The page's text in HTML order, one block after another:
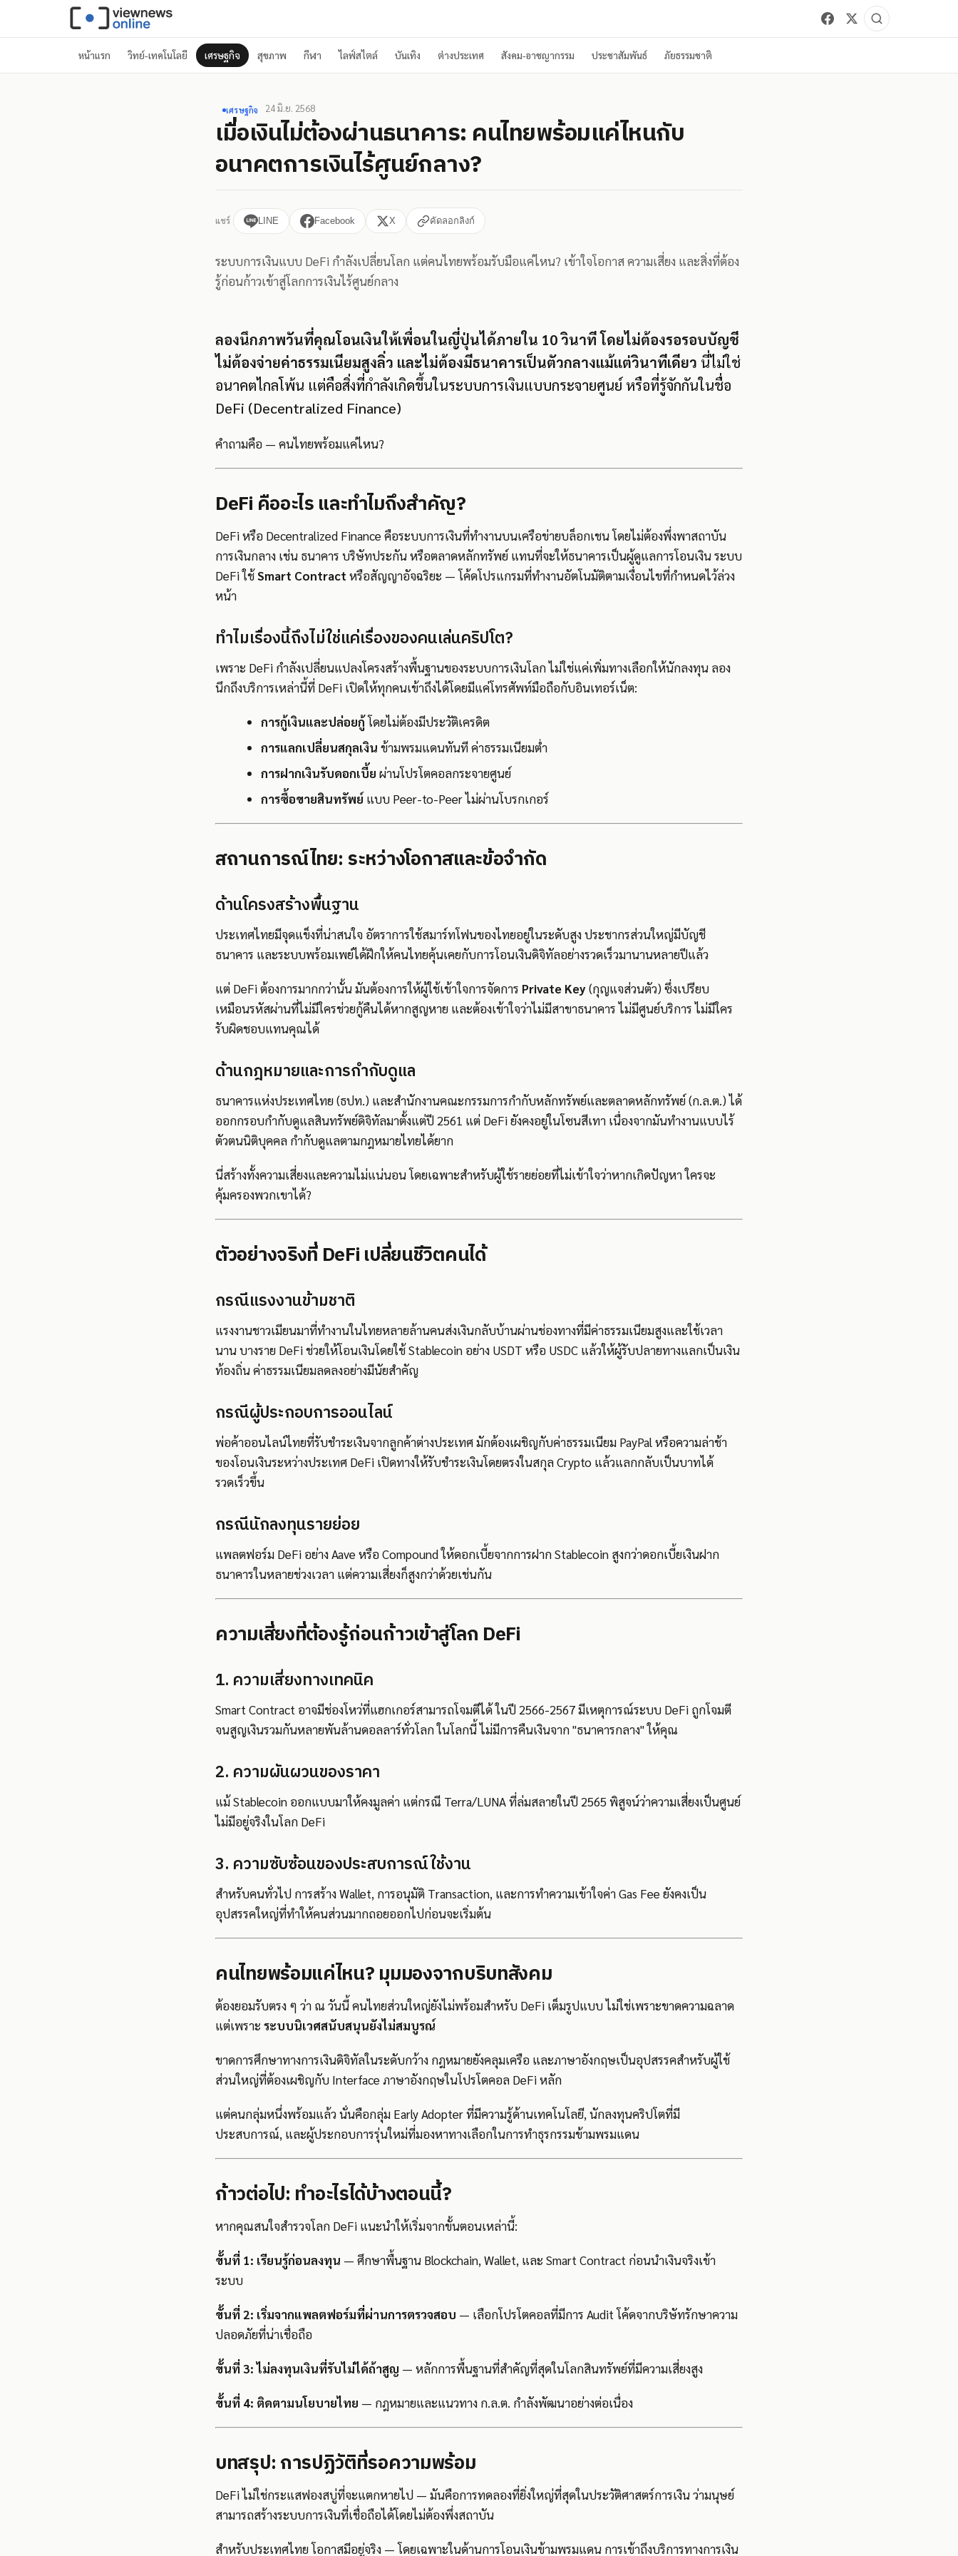
หน้าแรก วิทย์-เทคโนโลยี เศรษฐกิจ สุขภาพ กีฬา ไลฟ์สไตล์ บันเทิง ต่างประเทศ สังคม-อาชญากรรม ประชาสัมพันธ์ ภัยธรรมชาติ
เศรษฐกิจ 24 มิ.ย. 2568
เมื่อเงินไม่ต้องผ่านธนาคาร: คนไทยพร้อมแค่ไหนกับ
อนาคตการเงินไร้ศูนย์กลาง?
แชร์ LINE Facebook X คัดลอกลิงก์
ระบบการเงินแบบ DeFi กำลังเปลี่ยนโลก แต่คนไทยพร้อมรับมือแค่ไหน? เข้าใจโอกาส ความเสี่ยง และสิ่งที่ต้อง
รู้ก่อนก้าวเข้าสู่โลกการเงินไร้ศูนย์กลาง
ลองนึกภาพวันที่คุณโอนเงินให้เพื่อนในญี่ปุ่นได้ภายใน 10 วินาที โดยไม่ต้องรอรอบบัญชี
ไม่ต้องจ่ายค่าธรรมเนียมสูงลิ่ว และไม่ต้องมีธนาคารเป็นตัวกลางแม้แต่วินาทีเดียว นี่ไม่ใช่
อนาคตไกลโพ้น แต่คือสิ่งที่กำลังเกิดขึ้นในระบบการเงินแบบกระจายศูนย์ หรือที่รู้จักกันในชื่อ
DeFi (Decentralized Finance)
คำถามคือ — คนไทยพร้อมแค่ไหน?
DeFi คืออะไร และทำไมถึงสำคัญ?
DeFi หรือ Decentralized Finance คือระบบการเงินที่ทำงานบนเครือข่ายบล็อกเชน โดยไม่ต้องพึ่งพาสถาบัน
การเงินกลาง เช่น ธนาคาร บริษัทประกัน หรือตลาดหลักทรัพย์ แทนที่จะให้ธนาคารเป็นผู้ดูแลการโอนเงิน ระบบ
DeFi ใช้Smart Contract หรือสัญญาอัจฉริยะ — โค้ดโปรแกรมที่ทำงานอัตโนมัติตามเงื่อนไขที่กำหนดไว้ล่วง
หน้า
ทำไมเรื่องนี้ถึงไม่ใช่แค่เรื่องของคนเล่นคริปโต?
เพราะ DeFi กำลังเปลี่ยนแปลงโครงสร้างพื้นฐานของระบบการเงินโลก ไม่ใช่แค่เพิ่มทางเลือกให้นักลงทุน ลอง
นึกถึงบริการเหล่านี้ที่ DeFi เปิดให้ทุกคนเข้าถึงได้โดยมีแค่โทรศัพท์มือถือกับอินเทอร์เน็ต:
การกู้เงินและปล่อยกู้โดยไม่ต้องมีประวัติเครดิต
การแลกเปลี่ยนสกุลเงิน ข้ามพรมแดนทันที ค่าธรรมเนียมต่ำ
การฝากเงินรับดอกเบี้ย ผ่านโปรโตคอลกระจายศูนย์
การซื้อขายสินทรัพย์ แบบ Peer-to-Peer ไม่ผ่านโบรกเกอร์
สถานการณ์ไทย: ระหว่างโอกาสและข้อจำกัด
ด้านโครงสร้างพื้นฐาน
ประเทศไทยมีจุดแข็งที่น่าสนใจ อัตราการใช้สมาร์ทโฟนของไทยอยู่ในระดับสูง ประชากรส่วนใหญ่มีบัญชี
ธนาคาร และระบบพร้อมเพย์ได้ฝึกให้คนไทยคุ้นเคยกับการโอนเงินดิจิทัลอย่างรวดเร็วมานานหลายปีแล้ว
แต่ DeFi ต้องการมากกว่านั้น มันต้องการให้ผู้ใช้เข้าใจการจัดการ Private Key(กุญแจส่วนตัว) ซึ่งเปรียบ
เหมือนรหัสผ่านที่ไม่มีใครช่วยกู้คืนได้หากสูญหาย และต้องเข้าใจว่าไม่มีสาขาธนาคาร ไม่มีศูนย์บริการ ไม่มีใคร
รับผิดชอบแทนคุณได้
ด้านกฎหมายและการกำกับดูแล
ธนาคารแห่งประเทศไทย (ธปท.) และสำนักงานคณะกรรมการกำกับหลักทรัพย์และตลาดหลักทรัพย์ (ก.ล.ต.) ได้
ออกกรอบกำกับดูแลสินทรัพย์ดิจิทัลมาตั้งแต่ปี 2561 แต่ DeFi ยังคงอยู่ในโซนสีเทา เนื่องจากมันทำงานแบบไร้
ตัวตนนิติบุคคล กำกับดูแลตามกฎหมายไทยได้ยาก
นี่สร้างทั้งความเสี่ยงและความไม่แน่นอน โดยเฉพาะสำหรับผู้ใช้รายย่อยที่ไม่เข้าใจว่าหากเกิดปัญหา ใครจะ
คุ้มครองพวกเขาได้?
ตัวอย่างจริงที่ DeFi เปลี่ยนชีวิตคนได้
กรณีแรงงานข้ามชาติ
แรงงานชาวเมียนมาที่ทำงานในไทยหลายล้านคนส่งเงินกลับบ้านผ่านช่องทางที่มีค่าธรรมเนียมสูงและใช้เวลา
นาน บางราย DeFi ช่วยให้โอนเงินโดยใช้ Stablecoin อย่าง USDT หรือ USDC แล้วให้ผู้รับปลายทางแลกเป็นเงิน
ท้องถิ่น ค่าธรรมเนียมลดลงอย่างมีนัยสำคัญ
กรณีผู้ประกอบการออนไลน์
พ่อค้าออนไลน์ไทยที่รับชำระเงินจากลูกค้าต่างประเทศ มักต้องเผชิญกับค่าธรรมเนียม PayPal หรือความล่าช้า
ของโอนเงินระหว่างประเทศ DeFi เปิดทางให้รับชำระเงินโดยตรงในสกุล Crypto แล้วแลกกลับเป็นบาทได้
รวดเร็วขึ้น
กรณีนักลงทุนรายย่อย
แพลตฟอร์ม DeFi อย่าง Aave หรือ Compound ให้ดอกเบี้ยจากการฝาก Stablecoin สูงกว่าดอกเบี้ยเงินฝาก
ธนาคารในหลายช่วงเวลา แต่ความเสี่ยงก็สูงกว่าด้วยเช่นกัน
ความเสี่ยงที่ต้องรู้ก่อนก้าวเข้าสู่โลก DeFi
1. ความเสี่ยงทางเทคนิค
Smart Contract อาจมีช่องโหว่ที่แฮกเกอร์สามารถโจมตีได้ ในปี 2566-2567 มีเหตุการณ์ระบบ DeFi ถูกโจมตี
จนสูญเงินรวมกันหลายพันล้านดอลลาร์ทั่วโลก ในโลกนี้ ไม่มีการคืนเงินจาก "ธนาคารกลาง" ให้คุณ
2. ความผันผวนของราคา
แม้ Stablecoin ออกแบบมาให้คงมูลค่า แต่กรณี Terra/LUNA ที่ล่มสลายในปี 2565 พิสูจน์ว่าความเสี่ยงเป็นศูนย์
ไม่มีอยู่จริงในโลก DeFi
3. ความซับซ้อนของประสบการณ์ใช้งาน
สำหรับคนทั่วไป การสร้าง Wallet, การอนุมัติ Transaction, และการทำความเข้าใจค่า Gas Fee ยังคงเป็น
อุปสรรคใหญ่ที่ทำให้คนส่วนมากถอยออกไปก่อนจะเริ่มต้น
คนไทยพร้อมแค่ไหน? มุมมองจากบริบทสังคม
ต้องยอมรับตรง ๆ ว่า ณ วันนี้ คนไทยส่วนใหญ่ยังไม่พร้อมสำหรับ DeFi เต็มรูปแบบ ไม่ใช่เพราะขาดความฉลาด
แต่เพราะ ระบบนิเวศสนับสนุนยังไม่สมบูรณ์
ขาดการศึกษาทางการเงินดิจิทัลในระดับกว้าง กฎหมายยังคลุมเครือ และภาษาอังกฤษเป็นอุปสรรคสำหรับผู้ใช้
ส่วนใหญ่ที่ต้องเผชิญกับ Interface ภาษาอังกฤษในโปรโตคอล DeFi หลัก
แต่คนกลุ่มหนึ่งพร้อมแล้ว นั่นคือกลุ่ม Early Adopter ที่มีความรู้ด้านเทคโนโลยี, นักลงทุนคริปโตที่มี
ประสบการณ์, และผู้ประกอบการรุ่นใหม่ที่มองหาทางเลือกในการทำธุรกรรมข้ามพรมแดน
ก้าวต่อไป: ทำอะไรได้บ้างตอนนี้?
หากคุณสนใจสำรวจโลก DeFi แนะนำให้เริ่มจากขั้นตอนเหล่านี้:
ขั้นที่ 1: เรียนรู้ก่อนลงทุน — ศึกษาพื้นฐาน Blockchain, Wallet, และ Smart Contract ก่อนนำเงินจริงเข้า
ระบบ
ขั้นที่ 2: เริ่มจากแพลตฟอร์มที่ผ่านการตรวจสอบ — เลือกโปรโตคอลที่มีการ Audit โค้ดจากบริษัทรักษาความ
ปลอดภัยที่น่าเชื่อถือ
ขั้นที่ 3: ไม่ลงทุนเงินที่รับไม่ได้ถ้าสูญ — หลักการพื้นฐานที่สำคัญที่สุดในโลกสินทรัพย์ที่มีความเสี่ยงสูง
ขั้นที่ 4: ติดตามนโยบายไทย — กฎหมายและแนวทาง ก.ล.ต. กำลังพัฒนาอย่างต่อเนื่อง
บทสรุป: การปฏิวัติที่รอความพร้อม
DeFi ไม่ใช่กระแสฟองสบู่ที่จะแตกหายไป — มันคือการทดลองที่ยิ่งใหญ่ที่สุดในประวัติศาสตร์การเงิน ว่ามนุษย์
สามารถสร้างระบบการเงินที่เชื่อถือได้โดยไม่ต้องพึ่งสถาบัน
สำหรับประเทศไทย โอกาสมีอยู่จริง — โดยเฉพาะในด้านการโอนเงินข้ามพรมแดน การเข้าถึงบริการทางการเงิน